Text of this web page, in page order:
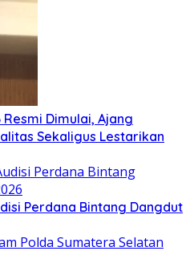
Dimulai, Ajang
Sekaligus Lestarikan
Perdana Bintang Dangdut